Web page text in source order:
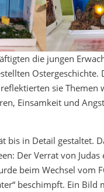
die jungen
Ostergeschichte.
sie Themen
Einsamkeit und
bis in Detail gestaltet.
Der Verrat von
beim Wechsel vom
beschimpft. Ein Bild